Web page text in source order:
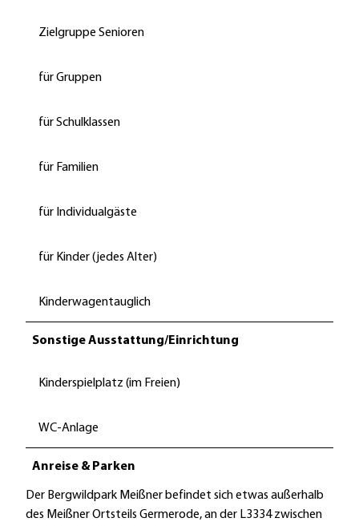
Zielgruppe Senioren
für Gruppen
für Schulklassen
für Familien
für Individualgäste
für Kinder (jedes Alter)
Kinderwagentauglich
Sonstige Ausstattung/Einrichtung
Kinderspielplatz (im Freien)
WC-Anlage
Anreise & Parken
Der Bergwildpark Meißner befindet sich etwas außerhalb
des Meißner Ortsteils Germerode, an der L3334 zwischen